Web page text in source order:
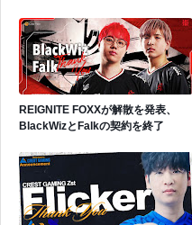
REIGNITE FOXXが解散を発表、
BlackWizとFalkの契約を終了